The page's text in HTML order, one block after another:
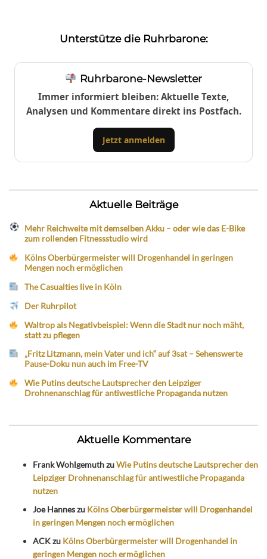
Unterstütze die Ruhrbarone:
Ruhrbarone-Newsletter
Immer informiert bleiben: Aktuelle Texte,
Analysen und Kommentare direkt ins Postfach.
Jetzt anmelden
Aktuelle Beiträge
Mehr Reichweite mit demselben Akku – oder wie das E-Bike
zum rollenden Fitnessstudio wird
Kölns Oberbürgermeister will Drogenhandel in geringen
Mengen noch ermöglichen
The Casualties live in Köln
Der Ruhrpilot
Waltrop als Negativbeispiel: Wenn die Stadt nur noch mäht,
statt zu pflegen
„Fritz Litzmann, mein Vater und ich“ auf 3sat – Sehenswerte
Pause-Doku nun auch im Free-TV
Wie Putins deutsche Lautsprecher den Leipziger
Drohnenanschlag für antiwestliche Propaganda nutzen
Aktuelle Kommentare
Frank WohlgemuthzuWie Putins deutsche Lautsprecher den
Leipziger Drohnenanschlag für antiwestliche Propaganda
nutzen
Joe Hanneszu Kölns Oberbürgermeister will Drogenhandel
in geringen Mengen noch ermöglichen
ACKzu Kölns Oberbürgermeister will Drogenhandel in
geringen Mengen noch ermöglichen